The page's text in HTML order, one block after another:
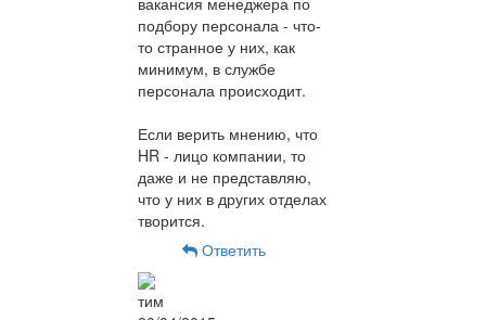
подбору персонала - что-
то странное у них, как
минимум, в службе
персонала происходит.
Если верить мнению, что
HR - лицо компании, то
даже и не представляю,
что у них в других отделах
творится.
Ответить
тим